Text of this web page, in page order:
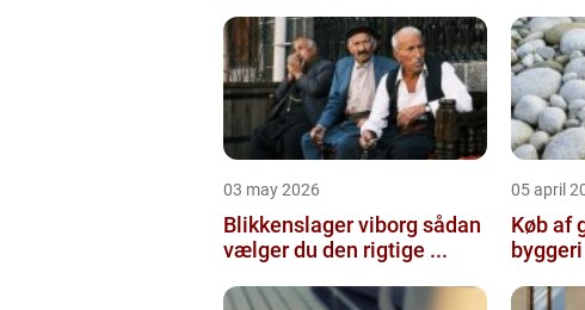
03 may 2026
Blikkenslager viborg sådan
vælger du den rigtige ...
05 april
Køb af